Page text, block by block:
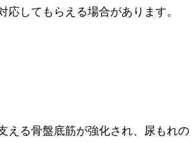
してもらえる場合があります。
える骨盤底筋が強化され、尿もれの